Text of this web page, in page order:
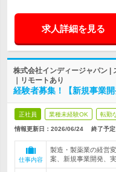
求人詳細を見る
株式会社インディージャパン |
｜リモートあり
経験者募集！【新規事業開
正社員 業種未経験OK 転勤
情報更新日：2026/06/24 終了予定
仕事内容
製造・製薬業の経営
案、新規事業開発、